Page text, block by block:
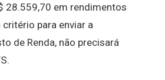
28.559,70 em rendimentos
para enviar a
de Renda, não precisará